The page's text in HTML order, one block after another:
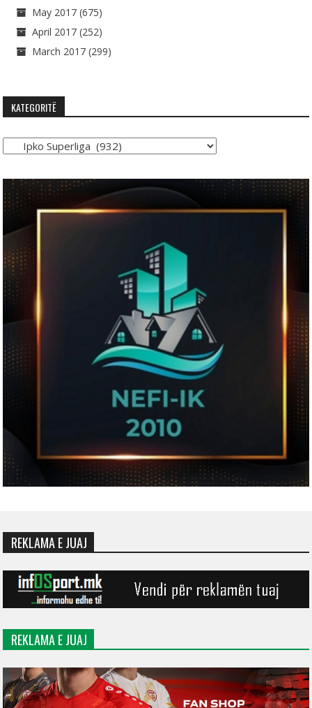
May 2017 (675)
April 2017 (252)
March 2017 (299)
KATEGORITË
Kategoritë
REKLAMA E JUAJ
REKLAMA E JUAJ